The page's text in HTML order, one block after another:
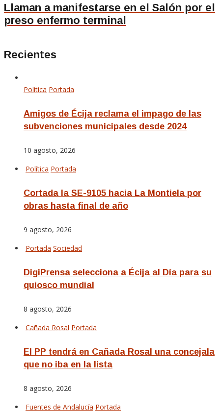
Llaman a manifestarse en el Salón por el
preso enfermo terminal
Recientes
Política Portada
Amigos de Écija reclama el impago de las
subvenciones municipales desde 2024
10 agosto, 2026
Política Portada
Cortada la SE-9105 hacia La Montiela por
obras hasta final de año
9 agosto, 2026
Portada Sociedad
DigiPrensa selecciona a Écija al Día para su
quiosco mundial
8 agosto, 2026
Cañada Rosal Portada
El PP tendrá en Cañada Rosal una concejala
que no iba en la lista
8 agosto, 2026
Fuentes de Andalucía Portada